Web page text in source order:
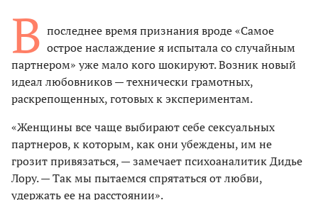
В последнее время признания вроде «Самое
острое наслаждение я испытала со случайным
партнером» уже мало кого шокируют. Возник новый
идеал любовников — технически грамотных,
раскрепощенных, готовых к экспериментам.
«Женщины все чаще выбирают себе сексуальных
партнеров, к которым, как они убеждены, им не
грозит привязаться, — замечает психоаналитик Дидье
Лору. — Так мы пытаемся спрятаться от любви,
удержать ее на расстоянии».